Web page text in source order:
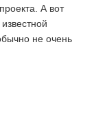
А вот
не очень